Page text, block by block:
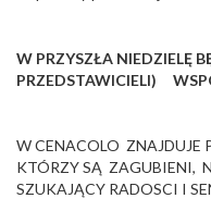
W PRZYSZŁA NIEDZIELĘ
PRZEDSTAWICIELI)
W CENACOLO ZNAJDUJE
KTÓRZY SĄ ZAGUBIENI,
SZUKAJĄCY RADOSCI I